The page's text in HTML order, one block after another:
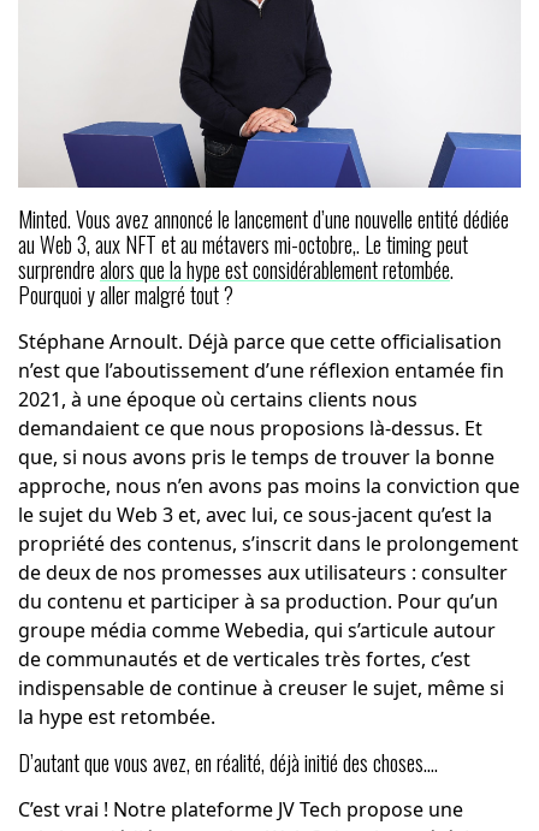
Minted. Vous avez annoncé le lancement d’une nouvelle entité dédiée
au Web 3, aux NFT et au métavers mi-octobre,. Le timing peut
surprendrealors que la hype est considérablement retombée.
Pourquoi y aller malgré tout ?
Stéphane Arnoult. Déjà parce que cette officialisation
n’est que l’aboutissement d’une réflexion entamée fin
2021, à une époque où certains clients nous
demandaient ce que nous proposions là-dessus. Et
que, si nous avons pris le temps de trouver la bonne
approche, nous n’en avons pas moins la conviction que
le sujet du Web 3 et, avec lui, ce sous-jacent qu’est la
propriété des contenus, s’inscrit dans le prolongement
de deux de nos promesses aux utilisateurs : consulter
du contenu et participer à sa production. Pour qu’un
groupe média comme Webedia, qui s’articule autour
de communautés et de verticales très fortes, c’est
indispensable de continue à creuser le sujet, même si
la hype est retombée.
D’autant que vous avez, en réalité, déjà initié des choses….
C’est vrai ! Notre plateforme JV Tech propose une